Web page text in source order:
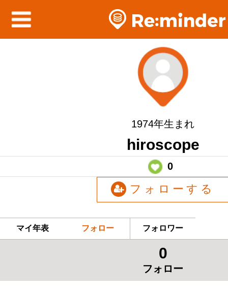
1974年生まれ
hiroscope
0
フォローする
マイ年表 フォロー フォロワー
0
フォロー